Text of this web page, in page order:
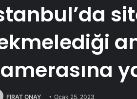
FIRAT ONAY Ocak 25, 2023